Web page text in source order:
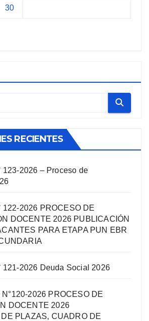
30
RECIENTES
123-2026 – Proceso de
122-2026 PROCESO DE
DOCENTE 2026 PUBLICACIÓN
PARA ETAPA PUN EBR
121-2026 Deuda Social 2026
2026 PROCESO DE
DOCENTE 2026
PLAZAS, CUADRO DE